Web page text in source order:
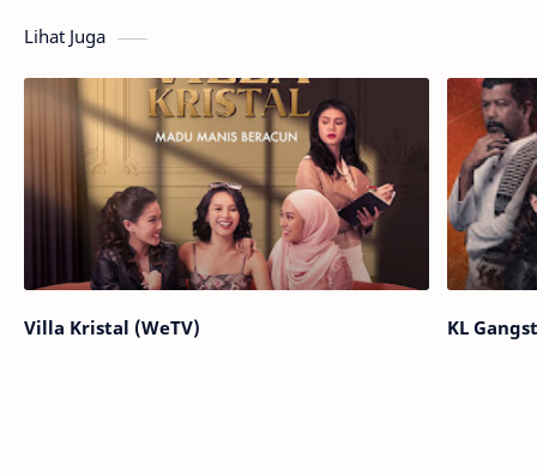
Lihat Juga
Villa Kristal (WeTV) KL